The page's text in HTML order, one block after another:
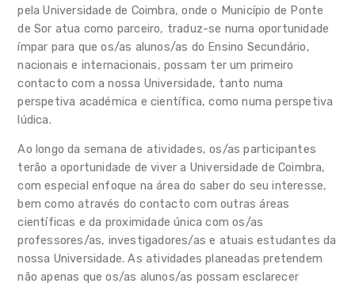
pela Universidade de Coimbra, onde o Município de Ponte
de Sor atua como parceiro, traduz-se numa oportunidade
ímpar para que os/as alunos/as do Ensino Secundário,
nacionais e internacionais, possam ter um primeiro
contacto com a nossa Universidade, tanto numa
perspetiva académica e científica, como numa perspetiva
lúdica.
Ao longo da semana de atividades, os/as participantes
terão a oportunidade de viver a Universidade de Coimbra,
com especial enfoque na área do saber do seu interesse,
bem como através do contacto com outras áreas
científicas e da proximidade única com os/as
professores/as, investigadores/as e atuais estudantes da
nossa Universidade. As atividades planeadas pretendem
não apenas que os/as alunos/as possam esclarecer